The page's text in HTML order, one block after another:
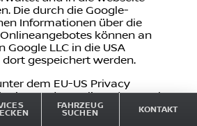
Die durch die Google-
Informationen über die
können an
Google LLC in die USA
gespeichert werden.
dem EU-US Privacy
und unterliegt demnach
der EU für
FAHRZEUG
SUCHEN KONTAKT